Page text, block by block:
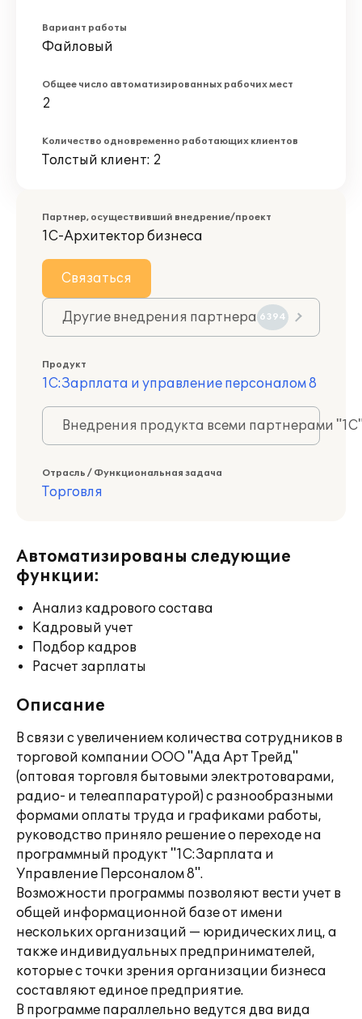
Вариант работы
Файловый
Общее число автоматизированных рабочих мест
2
Количество одновременно работающих клиентов
Толстый клиент: 2
Партнер, осуществивший внедрение/проект
1С-Архитектор бизнеса
Связаться
Другие внедрения партнера 6394
Продукт
1С:Зарплата и управление персоналом 8
Внедрения продукта всеми партнерами
Отрасль / Функциональная задача
Торговля
Автоматизированы следующие
функции:
Анализ кадрового состава
Кадровый учет
Подбор кадров
Расчет зарплаты
Описание
В связи с увеличением количества сотрудников в
торговой компании ООО "Ада Арт Трейд"
(оптовая торговля бытовыми электротоварами,
радио- и телеаппаратурой) с разнообразными
формами оплаты труда и графиками работы,
руководство приняло решение о переходе на
программный продукт "1С:Зарплата и
Управление Персоналом 8".
Возможности программы позволяют вести учет в
общей информационной базе от имени
нескольких организаций — юридических лиц, а
также индивидуальных предпринимателей,
которые с точки зрения организации бизнеса
составляют единое предприятие.
В программе параллельно ведутся два вида